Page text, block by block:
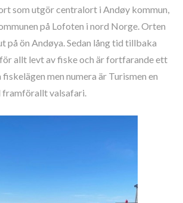
som utgör centralort i Andøy kommun,
på Lofoten i nord Norge. Orten
på ön Andøya. Sedan lång tid tillbaka
allt levt av fiske och är fortfarande ett
men numera är Turismen en
valsafari.